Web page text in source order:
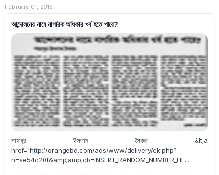
February 01, 2015
আন্দোলনের নামে নাগরিক অধিকার খর্ব হতে পারে?
শাহানূর ইসলাম সৈকত &lt;a
href='http://orangebd.com/ads/www/delivery/ck.php?
n=ae54c20f&amp;amp;cb=INSERT_RANDOM_NUMBER_HE...